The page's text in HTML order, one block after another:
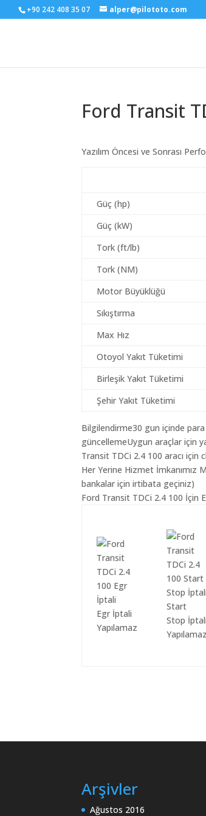
+90 242 408 35 07 alper@pilototo.com
Ford Transit
Yazılım Öncesi ve Sonrası
Güç (hp)
Güç (kW)
Tork (ft/lb)
Tork (NM)
Motor Büyüklüğü
Sıkıştırma
Max Hız
Otoyol Yakıt Tüketimi
Birleşik Yakıt Tüketimi
Şehir Yakıt Tüketimi
Bilgilendirme30 gun içinde
güncellemeUygun araçlar için
Transit TDCi 2.4 100 aracı için
Her Yerine Hizmet İmkanımız
bankalar için irtibata geçiniz)
Ford Transit TDCi 2.4 100 İçin
Egr İptali
Yapılamaz
Start
Stop İptali
Yapılamaz
Arşivler
Ağustos 2016